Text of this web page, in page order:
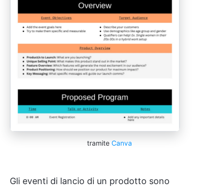
tramite Canva
Gli eventi di lancio di un prodotto sono